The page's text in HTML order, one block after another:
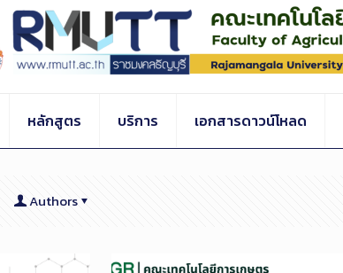
หลักสูตร บริการ เอกสารดาวน์โหลด
Authors